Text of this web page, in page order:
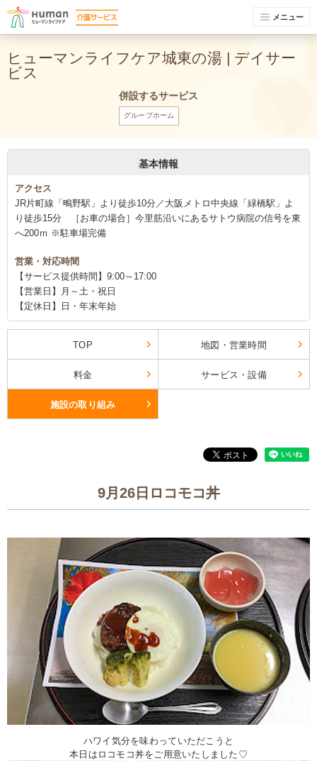
メニュー
ヒューマンライフケア城東の湯 | デイサー
ビス
併設するサービス
グループホーム
基本情報
アクセス
JR片町線「鴫野駅」より徒歩10分／大阪メトロ中央線「緑橋駅」よ
り徒歩15分 ［お車の場合］今里筋沿いにあるサトウ病院の信号を東
へ200ｍ ※駐車場完備
営業・対応時間
【サービス提供時間】9:00～17:00
【営業日】月～土・祝日
【定休日】日・年末年始
TOP 地図・営業時間
料金 サービス・設備
施設の取り組み
9月26日ロコモコ丼
ハワイ気分を味わっていただこうと
本日はロコモコ丼をご用意いたしました♡